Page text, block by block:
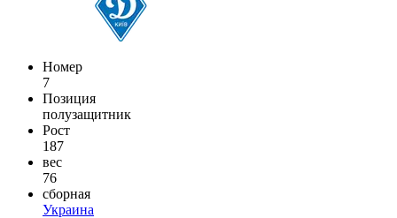
Номер
7
Позиция
полузащитник
Рост
187
вес
76
сборная
Украина